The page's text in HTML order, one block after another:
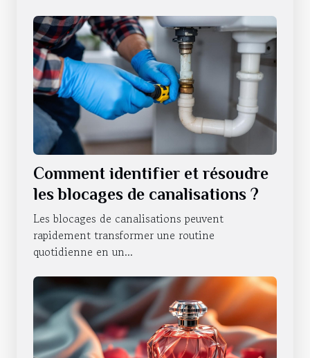
Comment identifier et résoudre
les blocages de canalisations ?
Les blocages de canalisations peuvent
rapidement transformer une routine
quotidienne en un...